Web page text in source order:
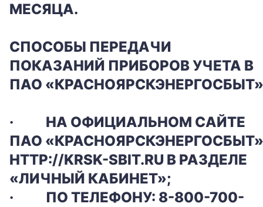
МЕСЯЦА.
СПОСОБЫ ПЕРЕДАЧИ
ПОКАЗАНИЙ ПРИБОРОВ УЧЕТА В
ПАО
·
НА ОФИЦИАЛЬНОМ САЙТЕ
ПАО «КРАСНОЯРСКЭНЕРГОСБЫТ»
HTTP://KRSK-SBIT.RU В РАЗДЕЛЕ
«ЛИЧНЫЙ КАБИНЕТ»;
·
ПО ТЕЛЕФОНУ: 8-800-700-